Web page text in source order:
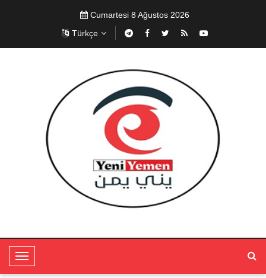
Cumartesi 8 Ağustos 2026
Türkçe
T
o